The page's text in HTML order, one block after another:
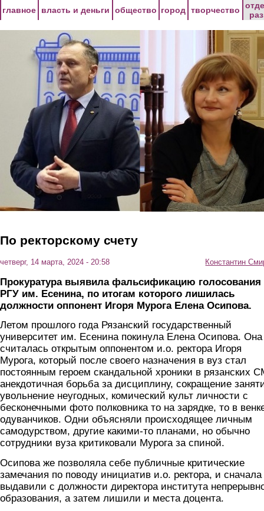
главное власть и деньги общество город творчество
По ректорскому счету
четверг, 14 марта, 2024 - 20:58 Константин
Прокуратура выявила фальсификацию голосования
РГУ им. Есенина, по итогам которого лишилась
должности оппонент Игоря Мурога Елена Осипова.
Летом прошлого года Рязанский государственный
университет им. Есенина покинула Елена Осипова. Она
считалась открытым оппонентом и.о. ректора Игоря
Мурога, который после своего назначения в вуз стал
постоянным героем скандальной хроники в рязанских
анекдотичная борьба за дисциплину, сокращение
увольнение неугодных, комический культ личности с
бесконечными фото полковника то на зарядке, то в
одуванчиков. Одни объясняли происходящее личным
самодурством, другие какими-то планами, но обычно
сотрудники вуза критиковали Мурога за спиной.
Осипова же позволяла себе публичные критические
замечания по поводу инициатив и.о. ректора, и сначала
выдавили с должности директора института
образования, а затем лишили и места доцента.